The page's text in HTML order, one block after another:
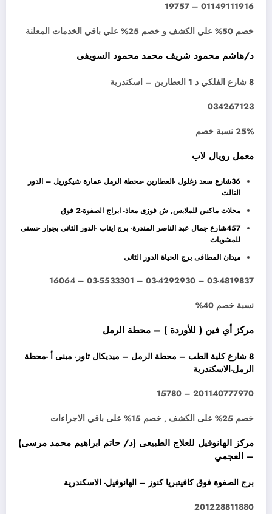
01149111916 – 19757
خصم 50% علي الكشف و خصم 25% علي باقي الخدمات المعلنة
د/هاشم محمود شريف محمد محمود السويفى
8 شارع الفلكي د 1 العطارين – اسكندرية
034267123
25% نسبة خصم
معمل رويال لاب
36شارع سعد زغلول -العطارين -محطة الرمل عمارة شيكوريل – الدور
الثالث
محلات ماكس للملابس, ش فوزى معاذ- ابراج الصفوة-2 فوق
457شارع جمال عبد الناصر المندرة- برج ايتاب -الدور الثانى بجوار حسنى
للمشويات
ميدان المطافى برج الحياة الدور الثانى
03-4819837 – 03-4292930 – 03-5533301 – 16064
نسبة خصم 40%
مركز أي فين ( للأوردة ) – محطة الرمل
8 شارع كلية الطب – محطة الرمل – ميديكال تاور- مبنى أ -محطة
الرمل-الاسكندرية
201140777970 – 15780
خصم 25% على الكشف , خصم 15% على باقي الاجراءات
مركز الهانوفيل للعلاج الطبيعى (د/ حاتم ابراهيم محمد مرسى)
– العجمي
برج الصفوة فوق كافيتبريا كنوز – الهانوفيل- الاسكندرية
201228811880